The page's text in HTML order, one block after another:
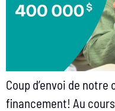
Coup d’envoi de
financement! Au